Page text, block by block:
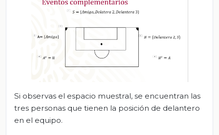
Si observas el espacio muestral, se encuentran las
tres personas que tienen la posición de delantero
en el equipo.